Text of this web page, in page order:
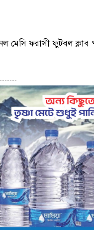
মেসি ফরাসী ফুটবল ক্লাব